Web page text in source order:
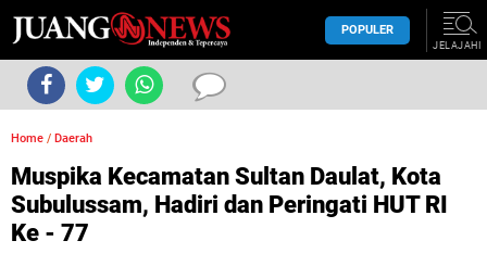
POPULER
JELAJAHI
Home / Daerah
Muspika Kecamatan Sultan Daulat, Kota
Subulussam, Hadiri dan Peringati HUT RI
Ke - 77